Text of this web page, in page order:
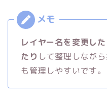
レイヤー名を変更し
たり して整理しなが
も管理しやすいです。